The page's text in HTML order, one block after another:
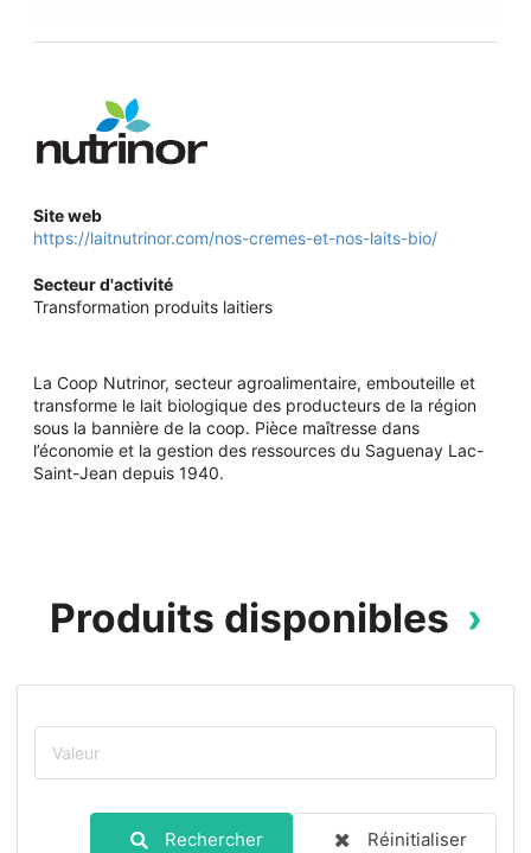
Site web
https://laitnutrinor.com/nos-cremes-et-nos-laits-bio/
Secteur d'activité
Transformation produits laitiers
La Coop Nutrinor, secteur agroalimentaire, embouteille et
transforme le lait biologique des producteurs de la région
sous la bannière de la coop. Pièce maîtresse dans
l’économie et la gestion des ressources du Saguenay Lac-
Saint-Jean depuis 1940.
Produits disponibles
Rechercher Réinitialiser